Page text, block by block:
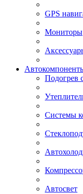
GPS
Мониторы
Подогрев
Системы
Автосвет